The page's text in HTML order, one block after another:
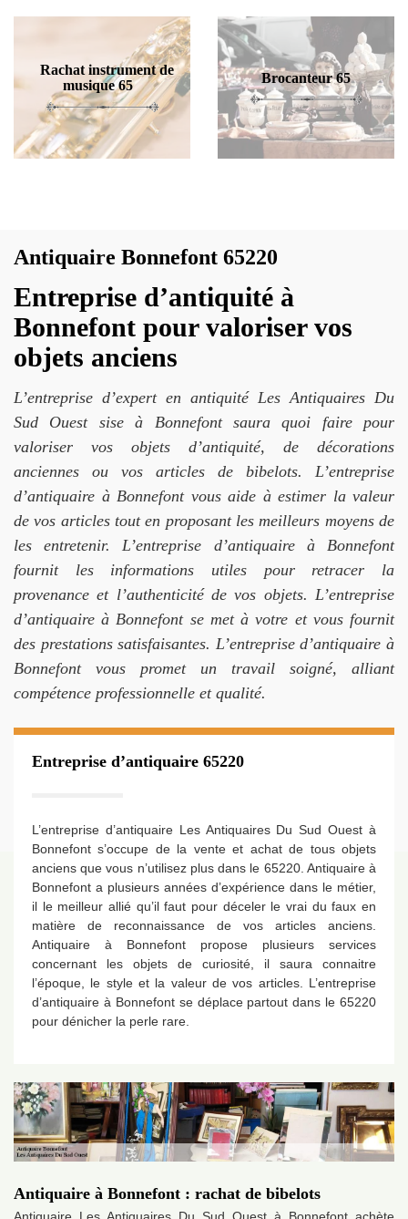
Rachat instrument de
musique 65
Brocanteur 65
Antiquaire Bonnefont 65220
Entreprise d’antiquité à
Bonnefont pour valoriser vos
objets anciens
L’entreprise d’expert en antiquité Les Antiquaires Du
Sud Ouest sise à Bonnefont saura quoi faire pour
valoriser vos objets d’antiquité, de décorations
anciennes ou vos articles de bibelots. L’entreprise
d’antiquaire à Bonnefont vous aide à estimer la valeur
de vos articles tout en proposant les meilleurs moyens de
les entretenir. L’entreprise d’antiquaire à Bonnefont
fournit les informations utiles pour retracer la
provenance et l’authenticité de vos objets. L’entreprise
d’antiquaire à Bonnefont se met à votre et vous fournit
des prestations satisfaisantes. L’entreprise d’antiquaire à
Bonnefont vous promet un travail soigné, alliant
compétence professionnelle et qualité.
Entreprise d’antiquaire 65220
L’entreprise d’antiquaire Les Antiquaires Du Sud Ouest à
Bonnefont s’occupe de la vente et achat de tous objets
anciens que vous n’utilisez plus dans le 65220. Antiquaire à
Bonnefont a plusieurs années d’expérience dans le métier,
il le meilleur allié qu’il faut pour déceler le vrai du faux en
matière de reconnaissance de vos articles anciens.
Antiquaire à Bonnefont propose plusieurs services
concernant les objets de curiosité, il saura connaitre
l’époque, le style et la valeur de vos articles. L’entreprise
d’antiquaire à Bonnefont se déplace partout dans le 65220
pour dénicher la perle rare.
Antiquaire à Bonnefont : rachat de bibelots